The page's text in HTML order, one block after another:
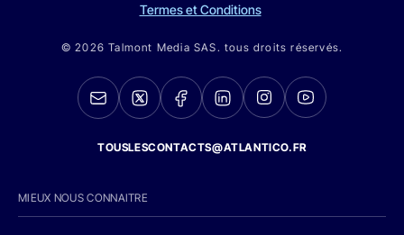
Termes et Conditions
© 2026 Talmont Media SAS. tous droits réservés.
TOUSLESCONTACTS@ATLANTICO.FR
MIEUX NOUS CONNAITRE